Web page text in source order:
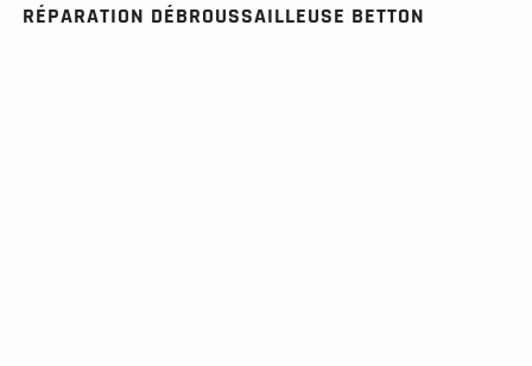
RÉPARATION DÉBROUSSAILLEUSE BETTON